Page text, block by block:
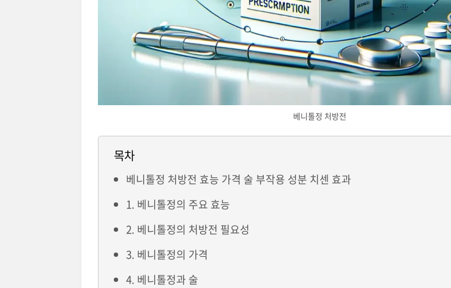
베니톨정 처방전
목차
베니톨정 처방전 효능 가격 술 부작용 성분 치센 효과
1. 베니톨정의 주요 효능
2. 베니톨정의 처방전 필요성
3. 베니톨정의 가격
4. 베니톨정과 술